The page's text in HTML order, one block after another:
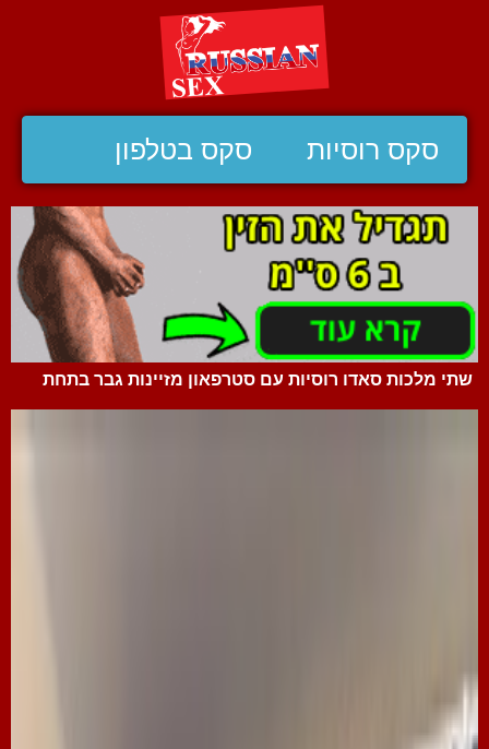
סקס רוסיות סקס בטלפון
שתי מלכות סאדו רוסיות עם סטרפאון מזיינות גבר בתחת